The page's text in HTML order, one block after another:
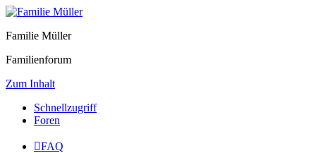
Familie Müller
Familienforum
Zum Inhalt
Schnellzugriff
Foren
FAQ